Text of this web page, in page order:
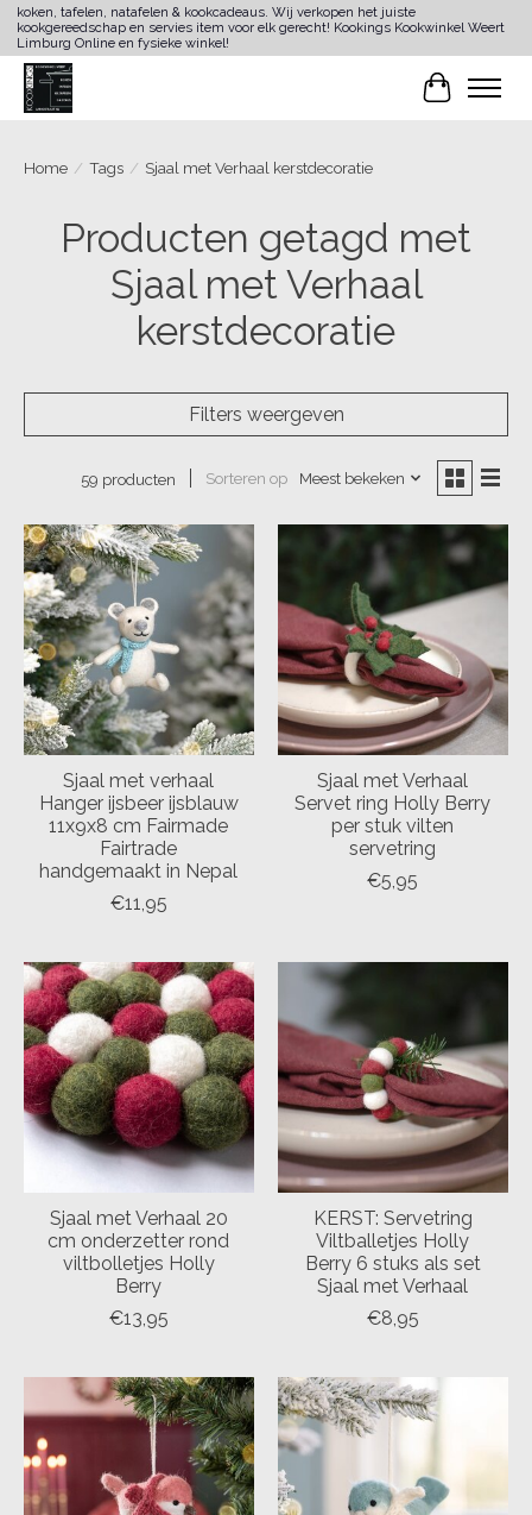
koken, tafelen, natafelen & kookcadeaus. Wij verkopen het juiste
kookgereedschap en servies item voor elk gerecht! Kookings Kookwinkel Weert
Limburg Online en fysieke winkel!
Home / Tags / Sjaal met Verhaal kerstdecoratie
Producten getagd met
Sjaal met Verhaal
kerstdecoratie
Filters weergeven
59 producten Sorteren op Meest bekeken
Sjaal met verhaal
Hanger ijsbeer ijsblauw
11x9x8 cm Fairmade
Fairtrade
handgemaakt in Nepal
€11,95
Sjaal met Verhaal
Servet ring Holly Berry
per stuk vilten
servetring
€5,95
Sjaal met Verhaal 20
cm onderzetter rond
viltbolletjes Holly
Berry
€13,95
KERST: Servetring
Viltballetjes Holly
Berry 6 stuks als set
Sjaal met Verhaal
€8,95